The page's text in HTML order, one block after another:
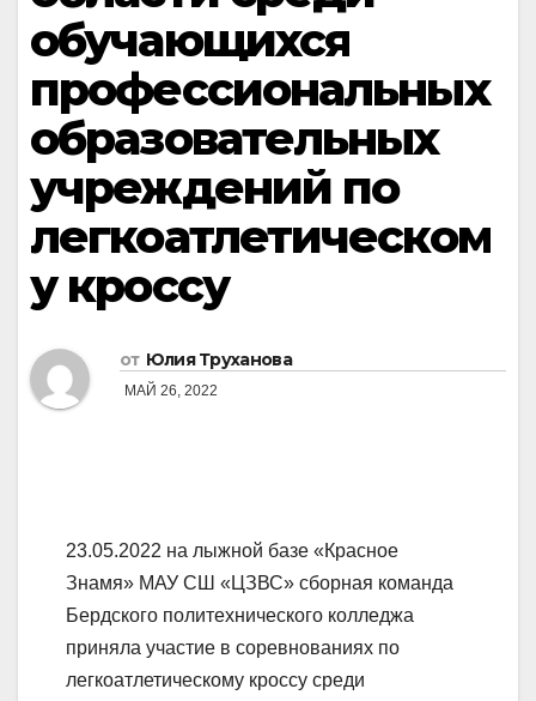
обучающихся
профессиональных
образовательных
учреждений по
легкоатлетическом
у кроссу
от Юлия Труханова
МАЙ 26, 2022
23.05.2022 на лыжной базе «Красное
Знамя» МАУ СШ «ЦЗВС» сборная команда
Бердского политехнического колледжа
приняла участие в соревнованиях по
легкоатлетическому кроссу среди